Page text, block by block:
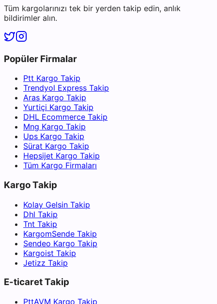
Tüm kargolarınızı tek bir yerden takip edin, anlık
bildirimler alın.
Popüler Firmalar
Ptt Kargo Takip
Trendyol Express Takip
Aras Kargo Takip
Yurtiçi Kargo Takip
DHL Ecommerce Takip
Mng Kargo Takip
Ups Kargo Takip
Sürat Kargo Takip
Hepsijet Kargo Takip
Tüm Kargo Firmaları
Kargo Takip
Kolay Gelsin Takip
Dhl Takip
Tnt Takip
KargomSende Takip
Sendeo Kargo Takip
Kargoist Takip
Jetizz Takip
E-ticaret Takip
PttAVM Kargo Takip